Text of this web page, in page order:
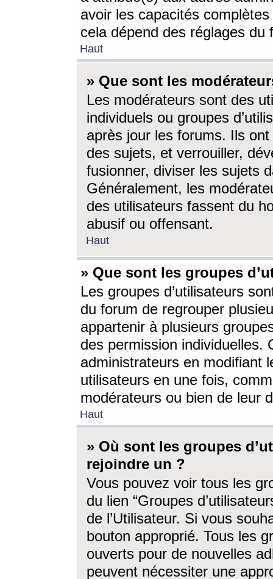
avoir les capacités
cela dépend des réglages du
Haut
» Que sont les
Les modérateurs sont des
individuels ou groupes
après jour les forums. Ils ont
des sujets, et verrouiller,
fusionner, diviser les sujets
Généralement, les
des utilisateurs fassent du
abusif ou offensant.
Haut
» Que sont les groupes
Les groupes d’utilisateurs
du forum de regrouper
appartenir à plusieurs
des permission individuelles.
administrateurs en modifiant
utilisateurs en une fois,
modérateurs ou bien de leur
Haut
» Où sont les groupes
rejoindre un ?
Vous pouvez voir tous les
du lien “Groupes
de l’Utilisateur. Si vous
bouton approprié. Tous les
ouverts pour de nouvelles
peuvent nécessiter une